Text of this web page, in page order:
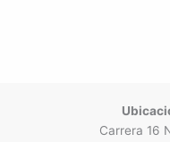
Carrera 16